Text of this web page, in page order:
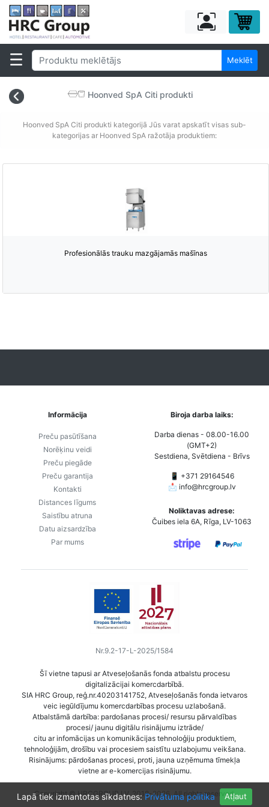
Meklēt
Hoonved SpA Citi produkti
Hoonved SpA Citi produkti kategorijā Jūs varat apskatīt visas sub-
kategorijas ar Hoonved SpA ražotāja produktiem:
Profesionālās trauku mazgājamās mašīnas
Lapā tiek izmantotas sīkdatnes: Privātuma politika Atļaut
Informācija
Preču pasūtīšana
Norēķinu veidi
Preču piegāde
Preču garantija
Kontakti
Distances līgums
Saistību atruna
Datu aizsardzība
Par mums
Biroja darba laiks:
Darba dienas - 08.00-16.00
(GMT+2)
Sestdiena, Svētdiena - Brīvs
📱 +371 29164546
📩 info@hrcgroup.lv
Noliktavas adrese:
Čuibes iela 6A, Rīga, LV-1063
Nr.9.2-17-L-2025/1584
Šī vietne tapusi ar Atveseļošanās fonda atbalstu procesu
digitalizācijai komercdarbībā.
SIA HRC Group, reģ.nr.40203141752, Atveseļošanās fonda ietvaros
veic iegūldījumu komercdarbības procesu uzlabošanā.
Atbalstāmā darbība: pardošanas procesi/ resursu pārvaldības
procesi/ jaunu digitālu risinājumu iztrāde/
citu ar infomācijas un komunikācijas tehnoloģiju produktiem,
tehnoloģijām, drošību vai procesiem saistītu uzlabojumu veikšana.
Risinājums: pārdošanas procesi, proti, jauna uzņēmuma tīmekļa
vietne ar e-komercijas risinājumu.
Copyright © HRCGROUP.LV, 2018-2026. All rights reserved.